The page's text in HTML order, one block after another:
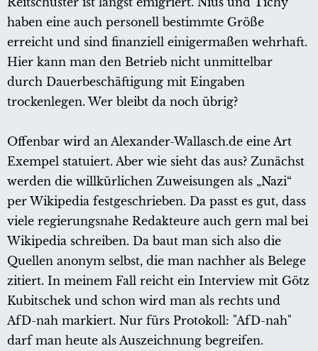
haben eine auch personell bestimmte Größe
erreicht und sind finanziell einigermaßen wehrhaft.
Hier kann man den Betrieb nicht unmittelbar
durch Dauerbeschäftigung mit Eingaben
trockenlegen. Wer bleibt da noch übrig?
Offenbar wird an Alexander-Wallasch.de eine Art
Exempel statuiert. Aber wie sieht das aus? Zunächst
werden die willkürlichen Zuweisungen als „Nazi“
per Wikipedia festgeschrieben. Da passt es gut, dass
viele regierungsnahe Redakteure auch gern mal bei
Wikipedia schreiben. Da baut man sich also die
Quellen anonym selbst, die man nachher als Belege
zitiert. In meinem Fall reicht ein Interview mit Götz
Kubitschek und schon wird man als rechts und
AfD-nah markiert. Nur fürs Protokoll: "AfD-nah"
darf man heute als Auszeichnung begreifen.